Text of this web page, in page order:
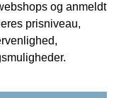
og anmeldt
prisniveau,